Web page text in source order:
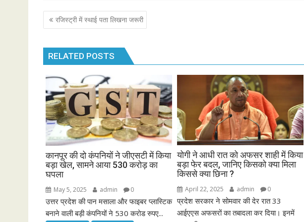
Post
navigation
रजिस्ट्री में स्थाई पता लिखना जरूरी
RELATED POSTS
कानपूर की दो कंपनियों ने जीएसटी में किया
बड़ा खेल, सामने आया 530 करोड़ का
घपला
May 5, 2025 admin 0
उत्तर प्रदेश की पान मसाला और फाइबर प्लास्टिक
बनाने वाली बड़ी कंपनियों ने 530 करोड रुपए...
योगी ने आधी रात को अफसर शाही में किया
बड़ा फेर बदल, जानिए किसको क्या मिला
किससे क्या छिना ?
April 22, 2025 admin 0
प्रदेश सरकार ने सोमवार की देर रात 33
आईएएस अफसरों का तबादला कर दिया। इनमें